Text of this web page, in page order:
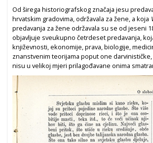
Od širega historiografskog značaja jesu
hrvatskim gradovima, održavala za žene, a koja
predavanja za žene održavala su se od jeseni
objavljuje sveukupno četrdeset predavanja,
književnosti, ekonomije, prava, biologije,
znanstvenim teorijama poput one
nisu u velikoj mjeri prilagođavane onima